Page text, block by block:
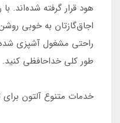
هود قرار گرفته‌ شده‌اند.
اجاق‌گازتان به خوبی
راحتی مشغول آشپزی شده
طور کلی خداحافظی کنید.
خدمات متنوع آلتون برای